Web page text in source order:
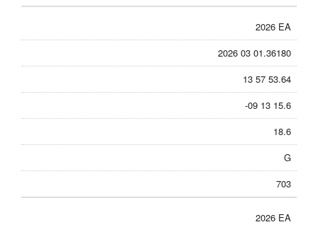
2026 EA
2026 03 01.36180
13 57 53.64
-09 13 15.6
18.6
G
703
2026 EA